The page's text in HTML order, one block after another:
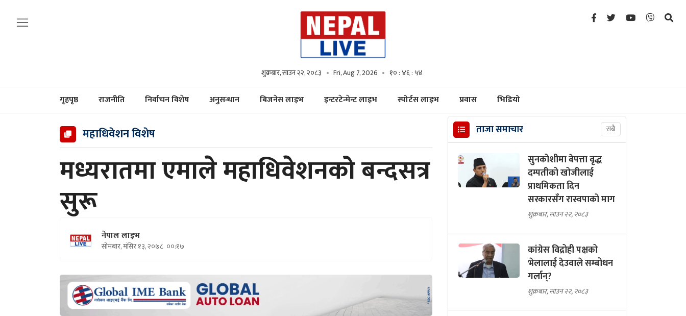
शुक्रबार, साउन २२, २०८३ Fri, Aug 7, 2026 १० : ४६ : ५५
गृहपृष्ठ राजनीति निर्वाचन विशेष अनुसन्धान बिजनेस लाइभ इन्टरटेन्मेन्ट लाइभ स्पोर्टस लाइभ प्रवास भिडियो
महाधिवेशन विशेष
मध्यरातमा एमाले महाधिवेशनको बन्दसत्र
सुरू
नेपाल लाइभ
सोमबार, मंसिर १३, २०७८ ००:१७
ताजा समाचार सबै
सुनकोशीमा बेपत्ता वृद्ध
दम्पतीको खोजीलाई
प्राथमिकता दिन
सरकारसँग रास्वपाको माग
शुक्रबार, साउन २२, २०८३
कांग्रेस विद्रोही पक्षको
भेलालाई देउवाले सम्बोधन
गर्लान्?
शुक्रबार, साउन २२, २०८३